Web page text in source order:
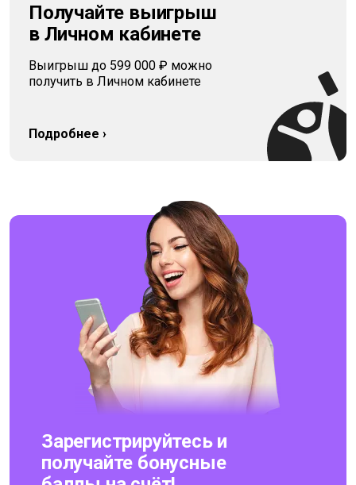
Получайте выигрыш
в Личном кабинете
Выигрыш до 599 000 ₽ можно
получить в Личном кабинете
Подробнее ›
Зарегистрируйтесь и
получайте бонусные